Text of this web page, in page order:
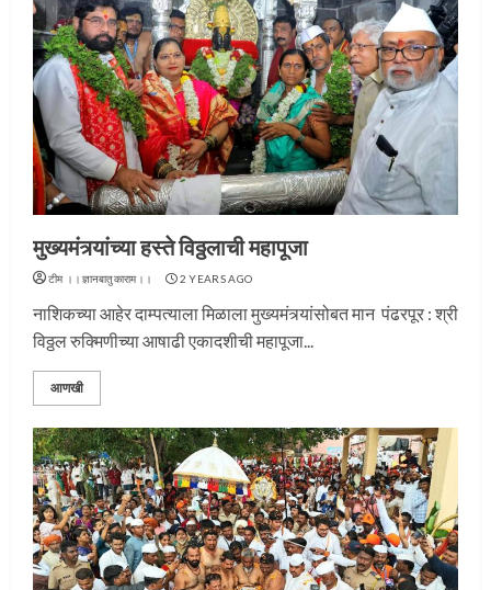
मुख्यमंत्र्यांच्या हस्ते विठ्ठलाची महापूजा
टीम ।।ज्ञानबातुकाराम।। 2 YEARS AGO
नाशिकच्या आहेर दाम्पत्याला मिळाला मुख्यमंत्र्यांसोबत मान पंढरपूर : श्री
विठ्ठल रुक्मिणीच्या आषाढी एकादशीची महापूजा...
आणखी